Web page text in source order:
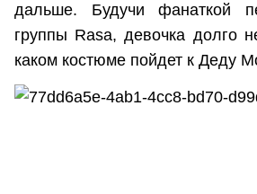
дальше. Будучи фанаткой
группы Rasa, девочка долго
каком костюме пойдет к Деду